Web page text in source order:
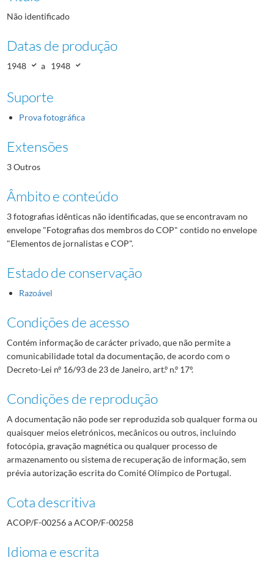
Não identificado
Datas de produção
1948 a 1948
Suporte
Prova fotográfica
Extensões
3 Outros
Âmbito e conteúdo
3 fotografias idênticas não identificadas, que se encontravam no
envelope "Fotografias dos membros do COP" contido no envelope
"Elementos de jornalistas e COP".
Estado de conservação
Razoável
Condições de acesso
Contém informação de carácter privado, que não permite a
comunicabilidade total da documentação, de acordo com o
Decreto-Lei nº 16/93 de 23 de Janeiro, art.º n.º 17º.
Condições de reprodução
A documentação não pode ser reproduzida sob qualquer forma ou
quaisquer meios eletrónicos, mecânicos ou outros, incluindo
fotocópia, gravação magnética ou qualquer processo de
armazenamento ou sistema de recuperação de informação, sem
prévia autorização escrita do Comité Olímpico de Portugal.
Cota descritiva
ACOP/F-00256 a ACOP/F-00258
Idioma e escrita